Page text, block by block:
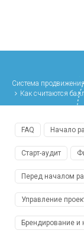
Система продвижения
Как считаются
FAQ Начало
Старт-аудит
Перед началом
Управление
Брендирование и